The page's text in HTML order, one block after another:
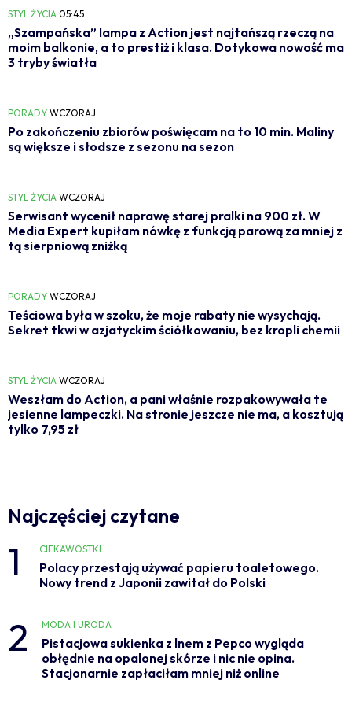
STYL ŻYCIA 05:45
„Szampańska” lampa z Action jest najtańszą rzeczą na
moim balkonie, a to prestiż i klasa. Dotykowa nowość ma
3 tryby światła
PORADY WCZORAJ
Po zakończeniu zbiorów poświęcam na to 10 min. Maliny
są większe i słodsze z sezonu na sezon
STYL ŻYCIA WCZORAJ
Serwisant wycenił naprawę starej pralki na 900 zł. W
Media Expert kupiłam nówkę z funkcją parową za mniej z
tą sierpniową zniżką
PORADY WCZORAJ
Teściowa była w szoku, że moje rabaty nie wysychają.
Sekret tkwi w azjatyckim ściółkowaniu, bez kropli chemii
STYL ŻYCIA WCZORAJ
Weszłam do Action, a pani właśnie rozpakowywała te
jesienne lampeczki. Na stronie jeszcze nie ma, a kosztują
tylko 7,95 zł
Najczęściej czytane
1 CIEKAWOSTKI
Polacy przestają używać papieru toaletowego.
Nowy trend z Japonii zawitał do Polski
2 MODA I URODA
Pistacjowa sukienka z lnem z Pepco wygląda
obłędnie na opalonej skórze i nic nie opina.
Stacjonarnie zapłaciłam mniej niż online